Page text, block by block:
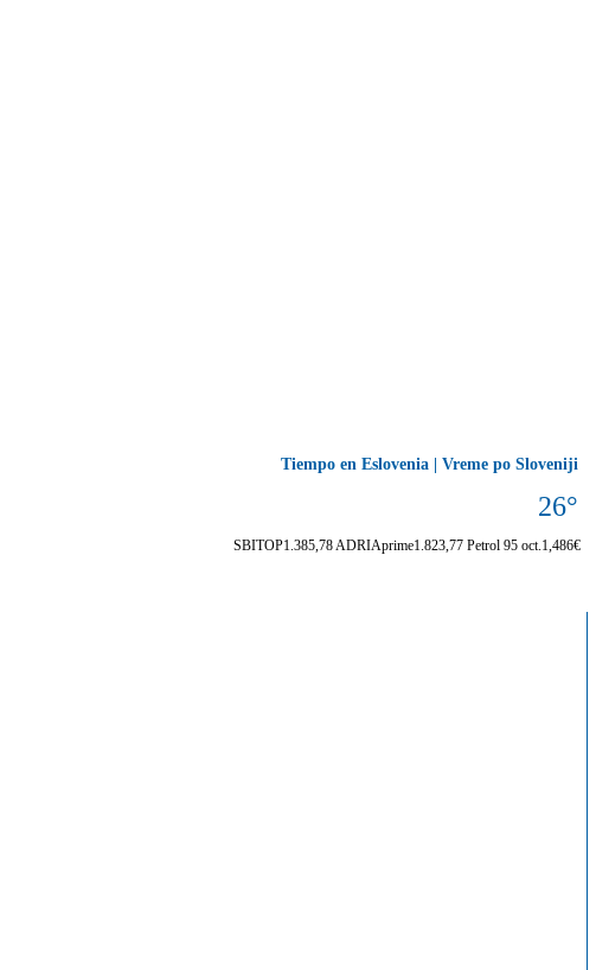
Tiempo en Eslovenia | Vreme po Sloveniji
26°
SBITOP1.385,78ADRIAprime1.823,77 Petrol 95 oct.1,486€